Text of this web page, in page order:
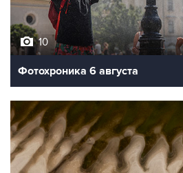
10
Фотохроника 6 августа